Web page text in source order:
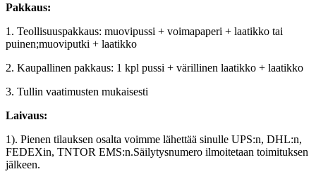
Pakkaus:
1. Teollisuuspakkaus: muovipussi + voimapaperi + laatikko tai
puinen;muoviputki + laatikko
2. Kaupallinen pakkaus: 1 kpl pussi + värillinen laatikko + laatikko
3. Tullin vaatimusten mukaisesti
Laivaus:
1). Pienen tilauksen osalta voimme lähettää sinulle UPS:n, DHL:n,
FEDEXin, TNTOR EMS:n.Säilytysnumero ilmoitetaan toimituksen
jälkeen.